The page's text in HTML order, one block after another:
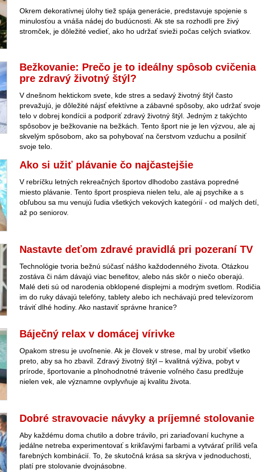
Okrem dekoratívnej úlohy tiež spája generácie, predstavuje spojenie s
minulosťou a vnáša nádej do budúcnosti. Ak ste sa rozhodli pre živý
stromček, je dôležité vedieť, ako ho udržať svieži počas celých sviatkov.
Bežkovanie: Prečo je to ideálny spôsob cvičenia
pre zdravý životný štýl?
V dnešnom hektickom svete, kde stres a sedavý životný štýl často
prevažujú, je dôležité nájsť efektívne a zábavné spôsoby, ako udržať svoje
telo v dobrej kondícii a podporiť zdravý životný štýl. Jedným z takýchto
spôsobov je bežkovanie na bežkách. Tento šport nie je len výzvou, ale aj
skvelým spôsobom, ako sa pohybovať na čerstvom vzduchu a posilniť
svoje telo.
Ako si užiť plávanie čo najčastejšie
V rebríčku letných rekreačných športov dlhodobo zastáva popredné
miesto plávanie. Tento šport prospieva nielen telu, ale aj psychike a s
obľubou sa mu venujú ľudia všetkých vekových kategórií - od malých detí,
až po seniorov.
Nastavte deťom zdravé pravidlá pri pozeraní TV
Technológie tvoria bežnú súčasť nášho každodenného života. Otázkou
zostáva či nám dávajú viac benefitov, alebo nás skôr o niečo oberajú.
Malé deti sú od narodenia obklopené displejmi a modrým svetlom. Rodičia
im do ruky dávajú telefóny, tablety alebo ich nechávajú pred televízorom
tráviť dlhé hodiny. Ako nastaviť správne hranice?
Báječný relax v domácej vírivke
Opakom stresu je uvoľnenie. Ak je človek v strese, mal by urobiť všetko
preto, aby sa ho zbavil. Zdravý životný štýl – kvalitná výživa, pobyt v
prírode, športovanie a plnohodnotné trávenie voľného času predlžuje
nielen vek, ale významne ovplyvňuje aj kvalitu života.
Dobré stravovacie návyky a príjemné stolovanie
Aby každému doma chutilo a dobre trávilo, pri zariaďovaní kuchyne a
jedálne netreba experimentovať s krikľavými farbami a vytvárať príliš veľa
farebných kombinácií. To, že skutočná krása sa skrýva v jednoduchosti,
platí pre stolovanie dvojnásobne.